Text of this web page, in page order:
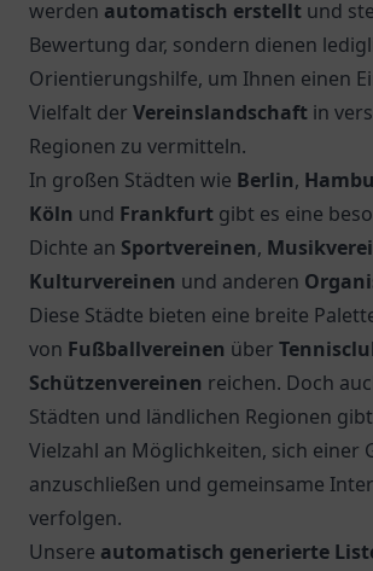
werden automatisch erstellt und
Bewertung dar, sondern dienen
Orientierungshilfe, um Ihnen einen
Vielfalt der Vereinslandschaft in
Regionen zu vermitteln.
In großen Städten wie Berlin,
Köln und Frankfurt gibt es eine
Dichte an Sportvereinen,
Kulturvereinen und anderen
Diese Städte bieten eine breite
von Fußballvereinen über
Schützenvereinen reichen. Doch
Städten und ländlichen Regionen
Vielzahl an Möglichkeiten, sich einer
anzuschließen und gemeinsame
verfolgen.
Unsere automatisch generierte